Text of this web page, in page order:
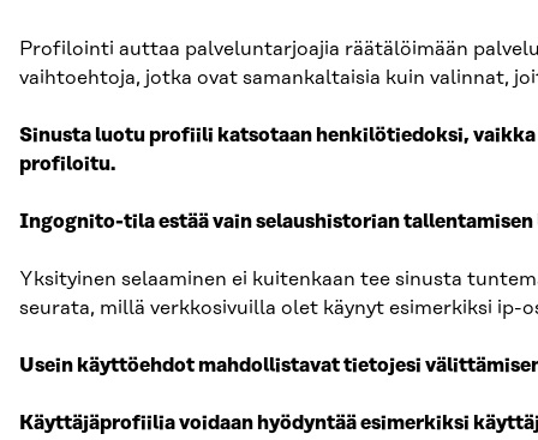
Profilointi auttaa palveluntarjoajia räätälöimään
vaihtoehtoja, jotka ovat samankaltaisia kuin valinnat,
Sinusta luotu profiili katsotaan henkilötiedoksi,
profiloitu.
Ingognito-tila estää vain selaushistorian
Yksityinen selaaminen ei kuitenkaan tee sinusta
seurata, millä verkkosivuilla olet käynyt esimerkiksi ip-
Usein käyttöehdot mahdollistavat tietojesi
Käyttäjäprofiilia voidaan hyödyntää esimerkiksi